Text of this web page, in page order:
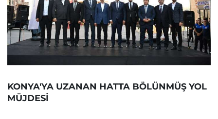
KONYA'YA UZANAN HATTA BÖLÜNMÜŞ YOL
MÜJDESİ